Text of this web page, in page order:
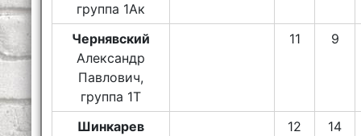
группа 1Ак
Чернявский
Александр
Павлович,
группа 1Т
11 9
Шинкарев
12 14